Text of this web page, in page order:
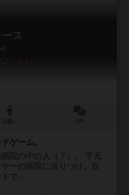
ス
6.0
ゲーム。
院の中の人（？）。 手元
ーの病院に送りつけ、自
で...